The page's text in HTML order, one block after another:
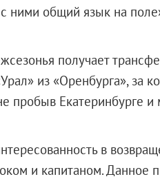
общий язык на
получает
из «Оренбурга», за
пробыв Екатеринбурге и
в
и капитаном. Данное